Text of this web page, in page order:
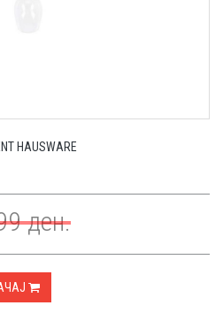
HAUSWARE
ден.